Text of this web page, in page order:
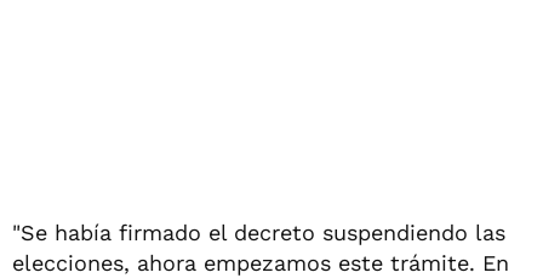
"Se había firmado el decreto suspendiendo las
elecciones, ahora empezamos este trámite. En